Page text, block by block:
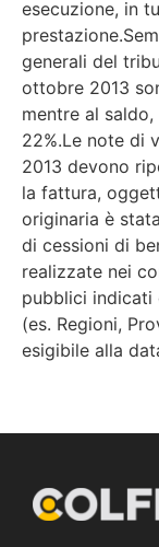
esecuzione, in
generali del
ottobre 2013
mentre al
22%.Le note di
2013 devono
la fattura,
originaria è
di cessioni di
realizzate nei
pubblici indicati
(es. Regioni,
esigibile alla